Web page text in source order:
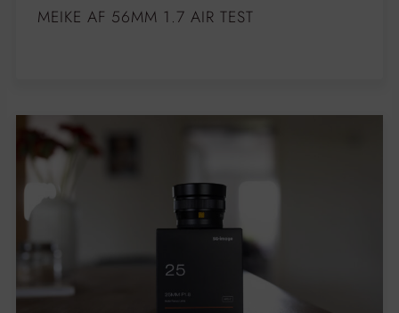
MEIKE AF 56MM 1.7 AIR TEST